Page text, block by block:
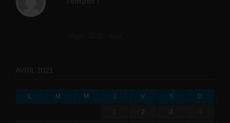
AVRIL 2021
L M M J V S D
2 3